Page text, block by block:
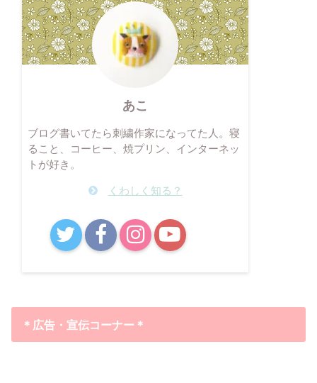
あこ
ブログ書いてたら刺繍作家になってた人。寝
ること、コーヒー、焼プリン、インターネッ
トが好き。
くわしく知る？
＊広告・宣伝コーナー＊